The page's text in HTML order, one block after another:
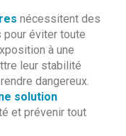
nécessitent des
éviter toute
à une
leur stabilité
dangereux.
solution
et prévenir tout